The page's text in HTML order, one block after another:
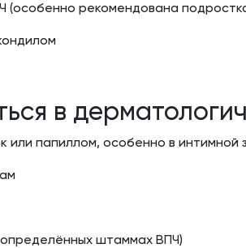
(особенно рекомендована
в
папиллом, особенно в интимной
определённых штаммах ВПЧ)